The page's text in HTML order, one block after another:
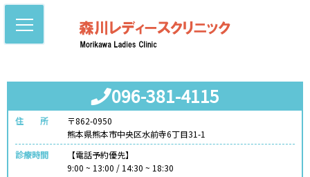
096-381-4115
住 所
〒862-0950
熊本県熊本市中央区水前寺6丁目31-1
診療時間
【電話予約優先】
9:00 ~ 13:00 / 14:30 ~ 18:30